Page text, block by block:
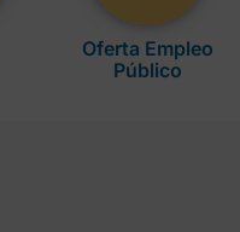
Oferta Empleo
Público